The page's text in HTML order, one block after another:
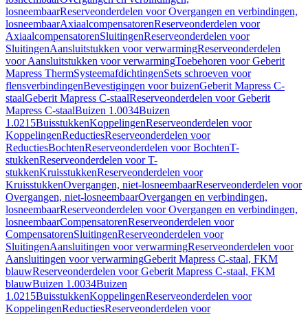
losneembaarReserveonderdelen voor Overgangen en verbindingen,
losneembaarAxiaalcompensatorenReserveonderdelen voor
AxiaalcompensatorenSluitingenReserveonderdelen voor
SluitingenAansluitstukken voor verwarmingReserveonderdelen
voor Aansluitstukken voor verwarmingToebehoren voor Geberit
Mapress ThermSysteemafdichtingenSets schroeven voor
flensverbindingenBevestigingen voor buizenGeberit Mapress C-
staalGeberit Mapress C-staalReserveonderdelen voor Geberit
Mapress C-staalBuizen 1.0034Buizen
1.0215BuisstukkenKoppelingenReserveonderdelen voor
KoppelingenReductiesReserveonderdelen voor
ReductiesBochtenReserveonderdelen voor BochtenT-
stukkenReserveonderdelen voor T-
stukkenKruisstukkenReserveonderdelen voor
KruisstukkenOvergangen, niet-losneembaarReserveonderdelen voor
Overgangen, niet-losneembaarOvergangen en verbindingen,
losneembaarReserveonderdelen voor Overgangen en verbindingen,
losneembaarCompensatorenReserveonderdelen voor
CompensatorenSluitingenReserveonderdelen voor
SluitingenAansluitingen voor verwarmingReserveonderdelen voor
Aansluitingen voor verwarmingGeberit Mapress C-staal, FKM
blauwReserveonderdelen voor Geberit Mapress C-staal, FKM
blauwBuizen 1.0034Buizen
1.0215BuisstukkenKoppelingenReserveonderdelen voor
KoppelingenReductiesReserveonderdelen voor